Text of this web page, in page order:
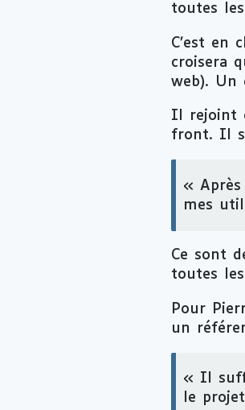
toutes
C’est en
croisera
web). Un
Il rejoint
front. Il
«
mes
Ce sont
toutes
Pour
un
« Il
le